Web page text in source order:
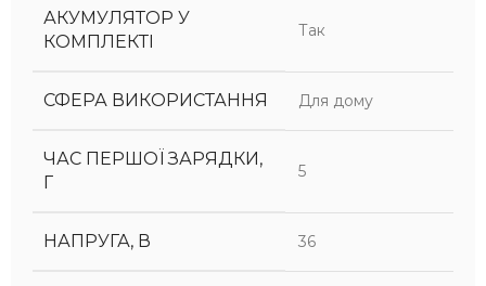
АКУМУЛЯТОР У
КОМПЛЕКТІ
Так
СФЕРА ВИКОРИСТАННЯ Для дому
ЧАС ПЕРШОЇ ЗАРЯДКИ,
Г
5
НАПРУГА, В 36